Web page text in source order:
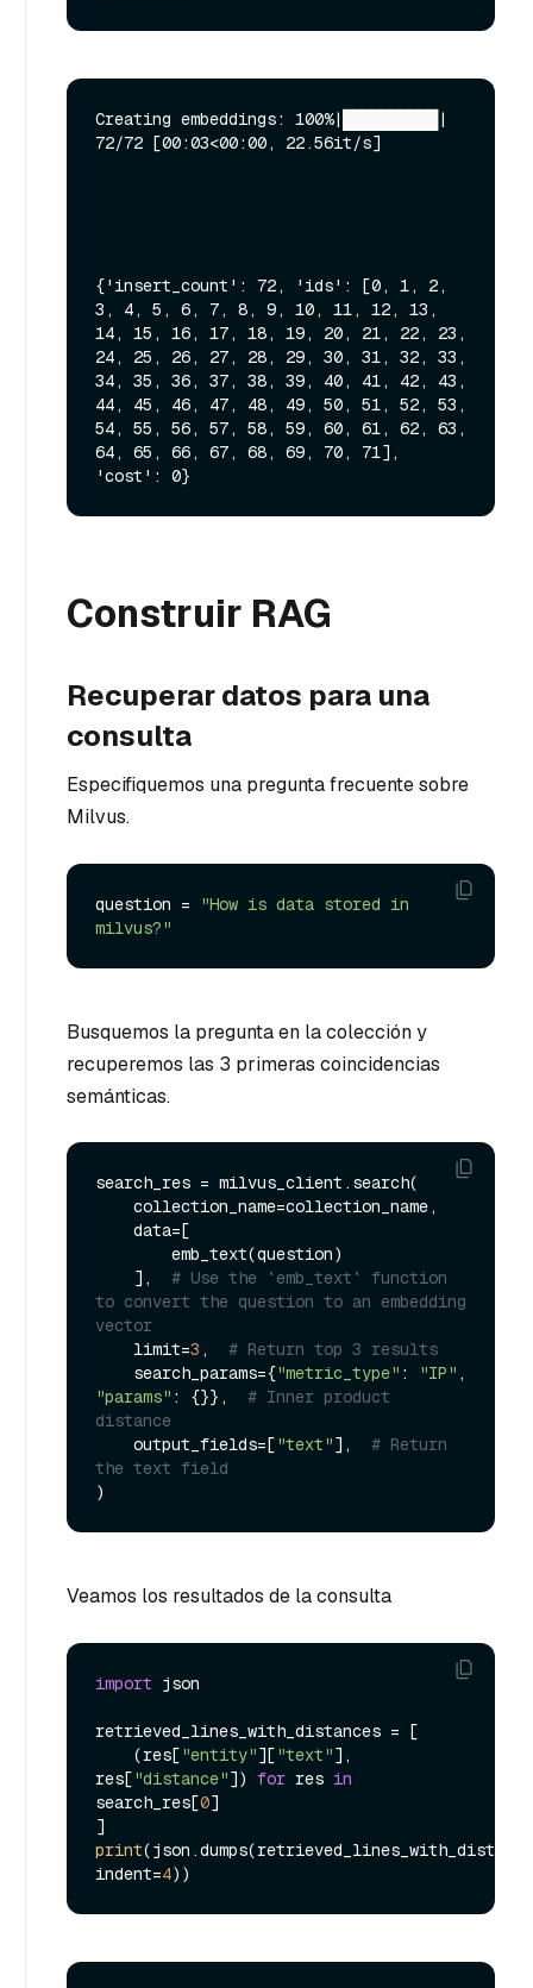
Creating embeddings: 100%|██████████|
72/72 [00:03<00:00, 22.56it/s]
{'insert_count': 72, 'ids': [0, 1, 2,
3, 4, 5, 6, 7, 8, 9, 10, 11, 12, 13,
14, 15, 16, 17, 18, 19, 20, 21, 22, 23,
24, 25, 26, 27, 28, 29, 30, 31, 32, 33,
34, 35, 36, 37, 38, 39, 40, 41, 42, 43,
44, 45, 46, 47, 48, 49, 50, 51, 52, 53,
54, 55, 56, 57, 58, 59, 60, 61, 62, 63,
64, 65, 66, 67, 68, 69, 70, 71],
Construir RAG
Recuperar datos para una
consulta
Especifiquemos una pregunta frecuente sobre
Milvus.
question =
"How is data stored in
milvus?"
Busquemos la pregunta en la colección y
recuperemos las 3 primeras coincidencias
semánticas.
search_res = milvus_client.search(
    ],
# Use the `emb_text` function
to convert the question to an embedding
vector
    limit=
3 , # Return top 3 results
    search_params={
"metric_type" : "IP"
"params" : {}}, # Inner product
distance
    output_fields=[
"text"], # Return
the text field
Veamos los resultados de la consulta
import json
retrieved_lines_with_distances = [
    (res[
"entity"]["text"],
res["distance"]) for res in
search_res[0]
print
indent=4